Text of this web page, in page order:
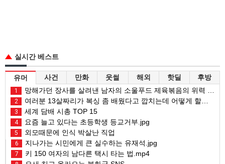
실시간 베스트
유머 사건 만화 웃썰 해외 핫딜 후방
1 망해가던 장사를 살려낸 남자의 소울푸드 제육볶음의 위력 ㅋㅋ
2 여러분 13살짜리가 복싱 좀 배웠다고 깝치는데 어떻게 할까요?
3 세계 담배 시총 TOP 15
4 요즘 늘고 있다는 초등학생 등교거부.jpg
5 외모때문에 인식 박살난 직업
6 지나가는 시민에게 큰 실수하는 유재석.jpg
7 키 150 여자의 남다른 택시 타는 법.mp4